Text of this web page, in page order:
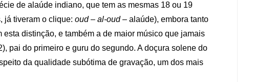
de alaúde indiano, que tem as mesmas 18 ou 19
já tiveram o clique: oud– al-oud– alaúde), embora tanto
distinção, e também a de maior músico que jamais
pai do primeiro e guru do segundo. A doçura solene do
da qualidade subótima de gravação, um dos mais